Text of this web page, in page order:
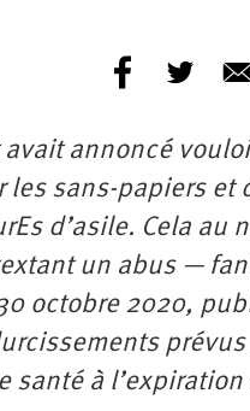
annoncé
les sans-papiers
d’asile. Cela
un abus —
octobre 2020,
prévus
santé à